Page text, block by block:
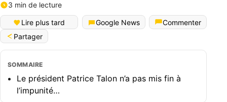
3 min de lecture
Lire plus tard Google News
Commenter
Partager
SOMMAIRE
Le président Patrice Talon n’a pas mis fin à
l’impunité…